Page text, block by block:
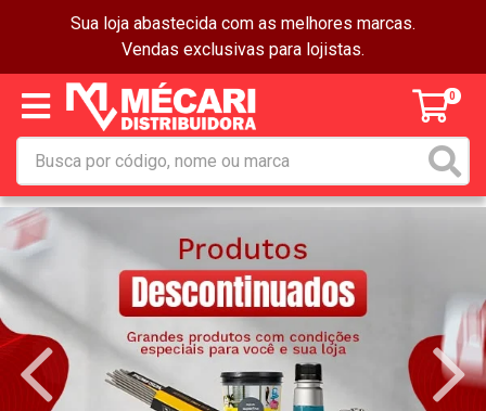
Sua loja abastecida com as melhores marcas.
Vendas exclusivas para lojistas.
0